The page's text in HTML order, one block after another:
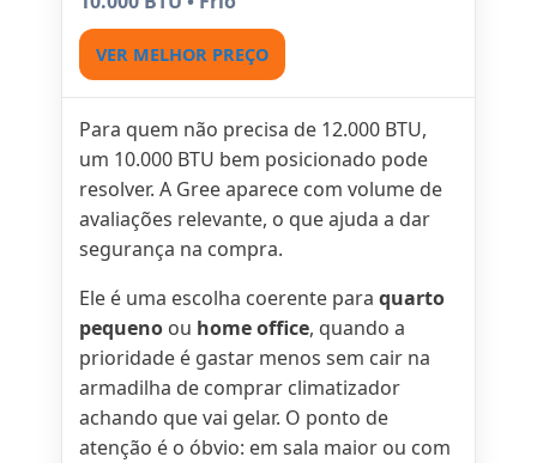
VER MELHOR PREÇO
Para quem não precisa de 12.000 BTU,
um 10.000 BTU bem posicionado pode
resolver. A Gree aparece com volume de
avaliações relevante, o que ajuda a dar
segurança na compra.
Ele é uma escolha coerente para quarto
pequeno ou home office, quando a
prioridade é gastar menos sem cair na
armadilha de comprar climatizador
achando que vai gelar. O ponto de
atenção é o óbvio: em sala maior ou com